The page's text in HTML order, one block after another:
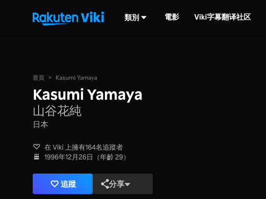
類別 電影 Viki字幕翻译社区
首頁 > Kasumi Yamaya
Kasumi Yamaya
山谷花純
日本
在 Viki 上擁有164名追蹤者
1996年12月26日（年齡 29）
追蹤 分享